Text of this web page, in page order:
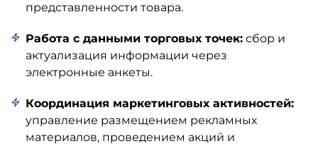
представленности товара.
Работа с данными торговых точек: сбор и
актуализация информации через
электронные анкеты.
Координация маркетинговых активностей:
управление размещением рекламных
материалов, проведением акций и